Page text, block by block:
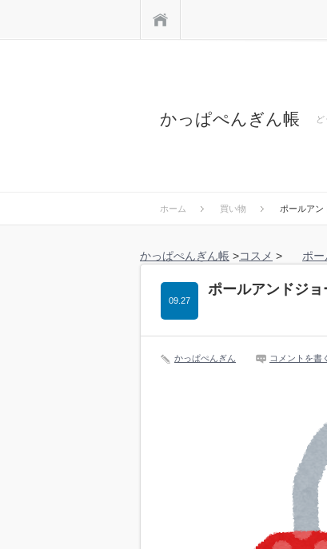
かっぱぺんぎん帳
ホーム 買い物 ポールアン
かっぱぺんぎん帳 >コスメ > ポ
ポールアンドジ
09.27
かっぱぺんぎん コメントを書く